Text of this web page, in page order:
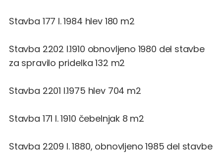
Stavba 177 l. 1984 hlev 180 m2
Stavba 2202 l.1910 obnovljeno 1980 del stavbe
za spravilo pridelka 132 m2
Stavba 2201 l.1975 hlev 704 m2
Stavba 171 l. 1910 čebelnjak 8 m2
Stavba 2209 l. 1880, obnovljeno 1985 del stavbe